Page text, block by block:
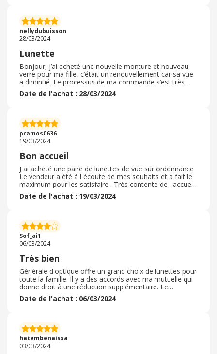
sympas. Pour conclure je recommande fortement tout
particulièrement celui de Bourgoin car c’est là où j’ai été
nellydubuisson
28/03/2024
Lunette
Bonjour, j’ai acheté une nouvelle monture et nouveau
verre pour ma fille, c’était un renouvellement car sa vue
a diminué. Le processus de ma commande s’est très
bien passé. Les délais étaient correctes et je suis ravi
ainsi que ma fille. Je n’ai pas eu de recours à un code
moi maintenant je dois aussi porter des lunettes. Le
personnel est toujours très sympathique et agréable, je
recommande
Date de l'achat : 28/03/2024
pramos0636
19/03/2024
Bon accueil
J ai acheté une paire de lunettes de vue sur ordonnance
Le vendeur a été à l écoute de mes souhaits et a fait le
maximum pour les satisfaire . Très contente de l accueil
et des propositions faites . Ce n est pas la première fois
que je vais dans cette enseigne et j y ai toujours été très
soigneuse avec ses affaires et particulièrement ses
lunettes . Je recommande+++. Rapport qualité prix très
correct
Date de l'achat : 19/03/2024
Sof_ai1
06/03/2024
Très bien
Générale d'optique offre un grand choix de lunettes pour
toute la famille. Il y a des accords avec ma mutuelle qui
donne droit à une réduction supplémentaire. Le
personnel est agréable et de bons conseils sans pousser
à la prise de verres aux prix excessifs. Le service après
soucis et sans surplus et de plus rapidement. Pareil pour
mes enfants, ils ont remplacés les protections des
branches en caoutchouc qui s'étaient abîmées avec le
temps.
Date de l'achat : 06/03/2024
hatembenaissa
03/03/2024